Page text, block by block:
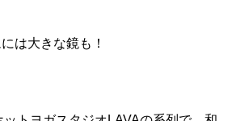
は大きな鏡も！